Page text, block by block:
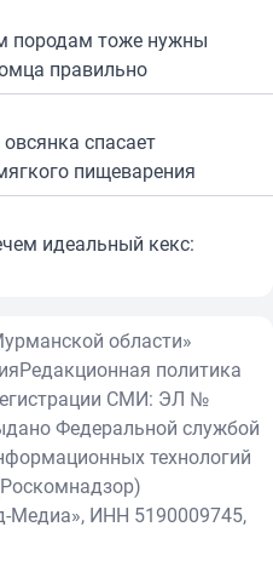
породам тоже нужны
правильно
спасает
пищеварения
идеальный кекс:
области»
Редакционная политика
СМИ: ЭЛ №
Федеральной службой
технологий
ИНН 5190009745,